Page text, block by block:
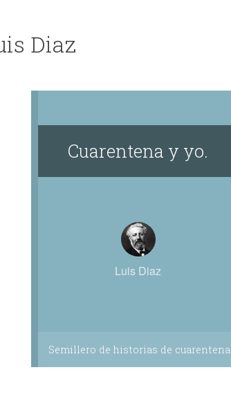
Diaz
Cuarentena y yo.
Luis Diaz
Semillero de historias de cuarentena